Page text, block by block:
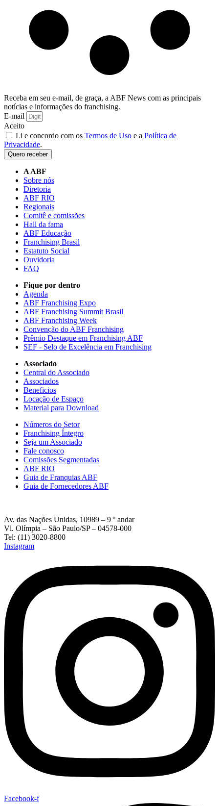
Receba em seu e-mail, de graça, a ABF News com as principais
notícias e informações do franchising.
E-mail
Aceito
Li e concordo com os Termos de Uso e a Política de
Privacidade.
Quero receber
A ABF
Sobre nós
Diretoria
ABF RIO
Regionais
Comitê e comissões
Hall da fama
ABF Educação
Franchising Brasil
Estatuto Social
Ouvidoria
FAQ
Fique por dentro
Agenda
ABF Franchising Expo
ABF Franchising Summit Brasil
ABF Franchising Week
Convenção do ABF Franchising
Prêmio Destaque em Franchising ABF
SEF - Selo de Excelência em Franchising
Associado
Central do Associado
Associados
Beneficios
Locação de Espaço
Material para Download
Números do Setor
Franchising Íntegro
Seja um Associado
Fale conosco
Comissões Segmentadas
ABF RIO
Guia de Franquias ABF
Guia de Fornecedores ABF
Av. das Nações Unidas, 10989 – 9 º andar
Vl. Olímpia – São Paulo/SP – 04578-000
Tel: (11) 3020-8800
Instagram
Facebook-f